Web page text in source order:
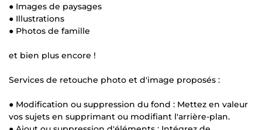
● Images de paysages
● Illustrations
● Photos de famille
et bien plus encore !
Services de retouche photo et d'image proposés :
● Modification ou suppression du fond : Mettez en valeur
vos sujets en supprimant ou modifiant l'arrière-plan.